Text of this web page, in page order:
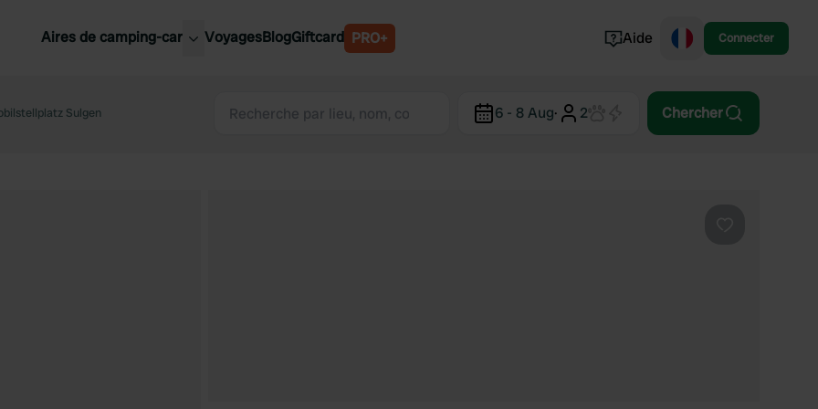
Aires de camping-car
Slovénie
VoyagesBlogGiftcard PRO+ Aide Connecter
Sulgen 6 - 8 Aug· 2 Chercher